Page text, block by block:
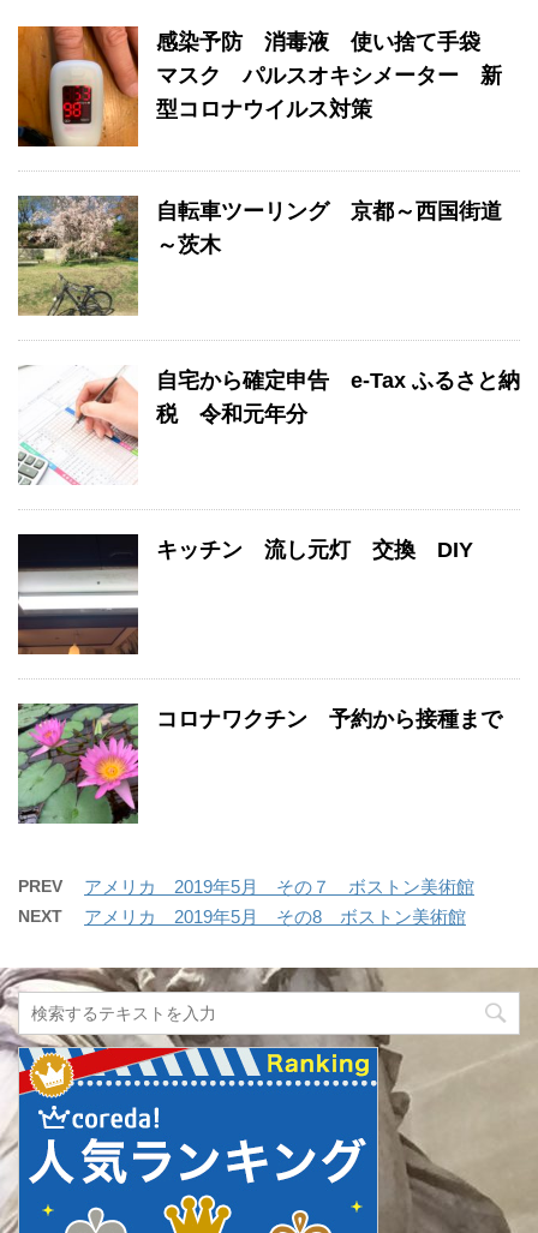
感染予防 消毒液 使い捨て手袋
マスク パルスオキシメーター 新
型コロナウイルス対策
自転車ツーリング 京都～西国街道
～茨木
自宅から確定申告 e-Tax ふるさと納
税 令和元年分
キッチン 流し元灯 交換 DIY
コロナワクチン 予約から接種まで
PREV アメリカ 2019年5月 その７ ボストン美術館
NEXT アメリカ 2019年5月 その8 ボストン美術館